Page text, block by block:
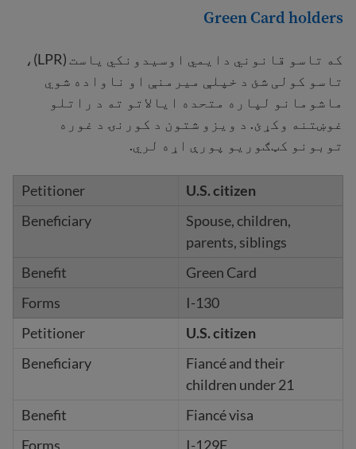
Green Card holders
که تاسو قانوني دایمي اوسیدونکي یاست (LPR)،
تاسو کولی شئ د خپلې میرمنې او ناواده شوي
ماشومانو لپاره متحده ایالاتو ته د راتلو
غوښتنه وکړئ. د ویزو شتون د کورنۍ د غوره
توبونو کټګوریو پورې اړه لري.
U.S. citizen
Spouse, children,
parents, siblings
Green Card
I-130
U.S. citizen
Fiancé and their
children under 21
Fiancé visa
I-129F